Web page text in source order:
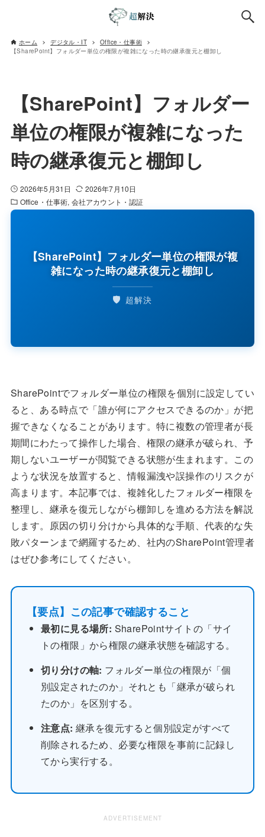
ホーム デジタル・IT
Office・仕事術
【SharePoint】フォルダー単位の権限が複雑になった時の継承復元と棚卸し
【SharePoint】フォルダー
単位の権限が複雑になった
時の継承復元と棚卸し
2026年5月31日
2026年7月10日
Office・仕事術 会社アカウント・認証
【SharePoint】フォルダー単位の権限が複
雑になった時の継承復元と棚卸し
🛡️ 超解決
SharePointでフォルダー単位の権限を個別に設定してい
ると、ある時点で「誰が何にアクセスできるのか」が把
握できなくなることがあります。特に複数の管理者が長
期間にわたって操作した場合、権限の継承が破られ、予
期しないユーザーが閲覧できる状態が生まれます。この
ような状況を放置すると、情報漏洩や誤操作のリスクが
高まります。本記事では、複雑化したフォルダー権限を
整理し、継承を復元しながら棚卸しを進める方法を解説
します。原因の切り分けから具体的な手順、代表的な失
敗パターンまで網羅するため、社内のSharePoint管理者
はぜひ参考にしてください。
【要点】この記事で確認すること
最初に見る場所: SharePointサイトの「サイ
トの権限」から権限の継承状態を確認する。
切り分けの軸: フォルダー単位の権限が「個
別設定されたのか」それとも「継承が破られ
たのか」を区別する。
注意点: 継承を復元すると個別設定がすべて
削除されるため、必要な権限を事前に記録し
てから実行する。
ADVERTISEMENT